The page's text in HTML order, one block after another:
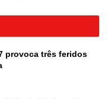
provoca três feridos